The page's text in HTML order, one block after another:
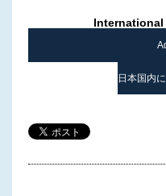
日本国内